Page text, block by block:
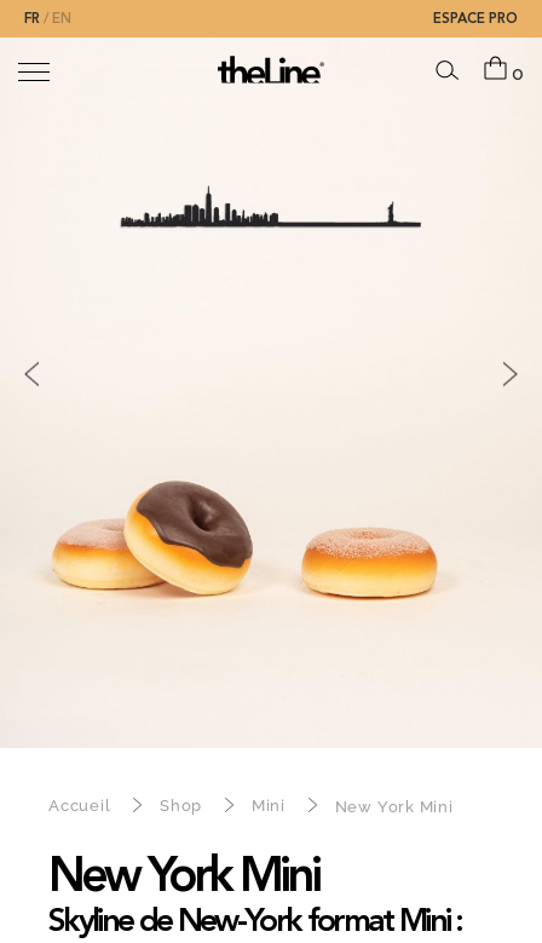
FR EN ESPACE PRO
0
Accueil Shop Mini New York Mini
New York Mini
Skyline de New-York format Mini :